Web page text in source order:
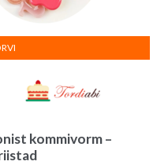
kommivorm –